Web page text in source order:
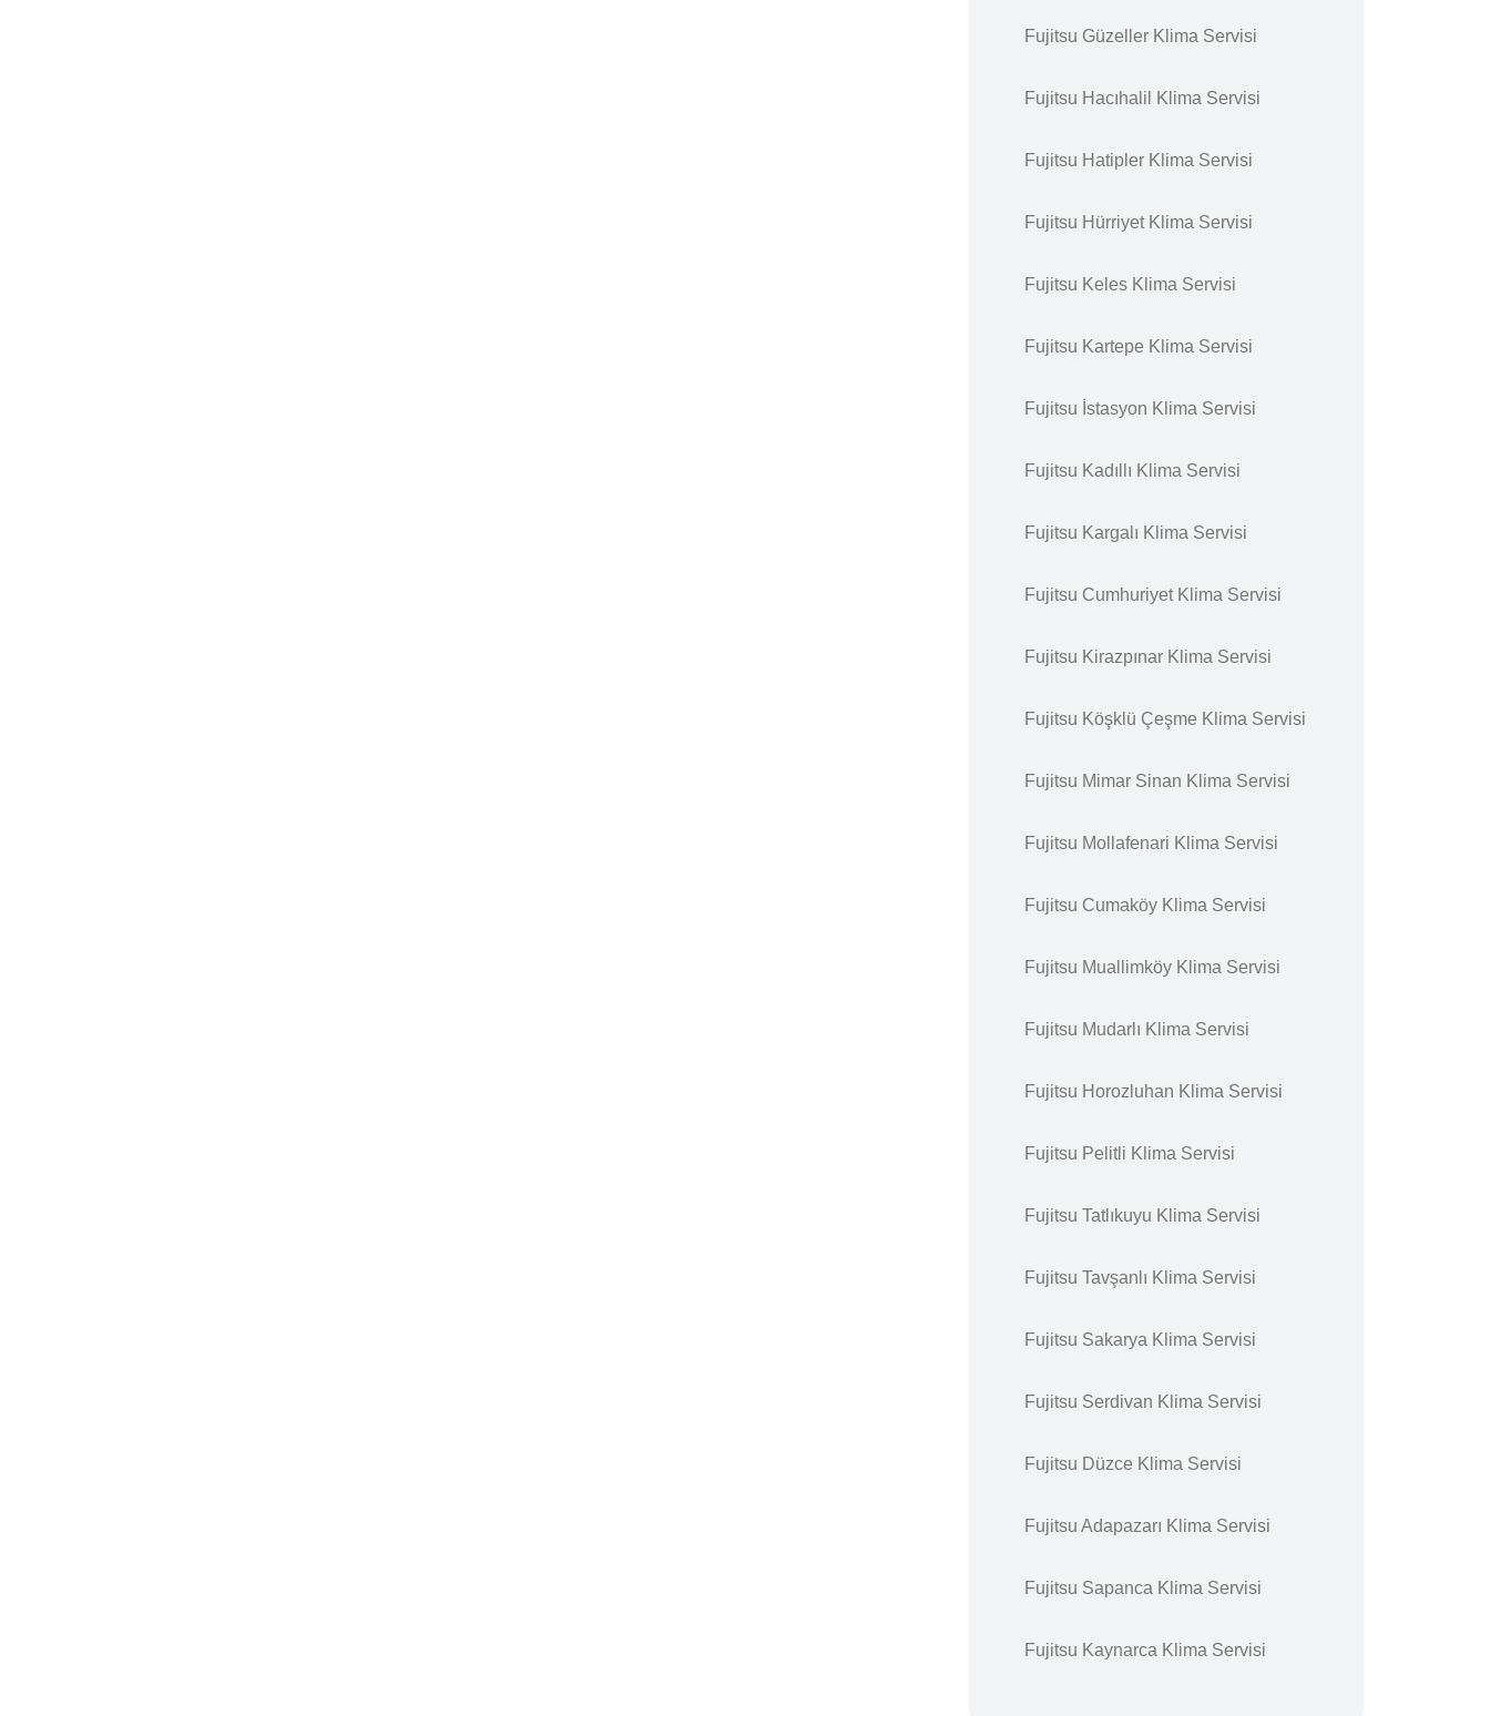
Fujitsu Güzeller Klima Servisi
Fujitsu Hacıhalil Klima Servisi
Fujitsu Hatipler Klima Servisi
Fujitsu Hürriyet Klima Servisi
Fujitsu Keles Klima Servisi
Fujitsu Kartepe Klima Servisi
Fujitsu İstasyon Klima Servisi
Fujitsu Kadıllı Klima Servisi
Fujitsu Kargalı Klima Servisi
Fujitsu Cumhuriyet Klima Servisi
Fujitsu Kirazpınar Klima Servisi
Fujitsu Köşklü Çeşme Klima Servisi
Fujitsu Mimar Sinan Klima Servisi
Fujitsu Mollafenari Klima Servisi
Fujitsu Cumaköy Klima Servisi
Fujitsu Muallimköy Klima Servisi
Fujitsu Mudarlı Klima Servisi
Fujitsu Horozluhan Klima Servisi
Fujitsu Pelitli Klima Servisi
Fujitsu Tatlıkuyu Klima Servisi
Fujitsu Tavşanlı Klima Servisi
Fujitsu Sakarya Klima Servisi
Fujitsu Serdivan Klima Servisi
Fujitsu Düzce Klima Servisi
Fujitsu Adapazarı Klima Servisi
Fujitsu Sapanca Klima Servisi
Fujitsu Kaynarca Klima Servisi